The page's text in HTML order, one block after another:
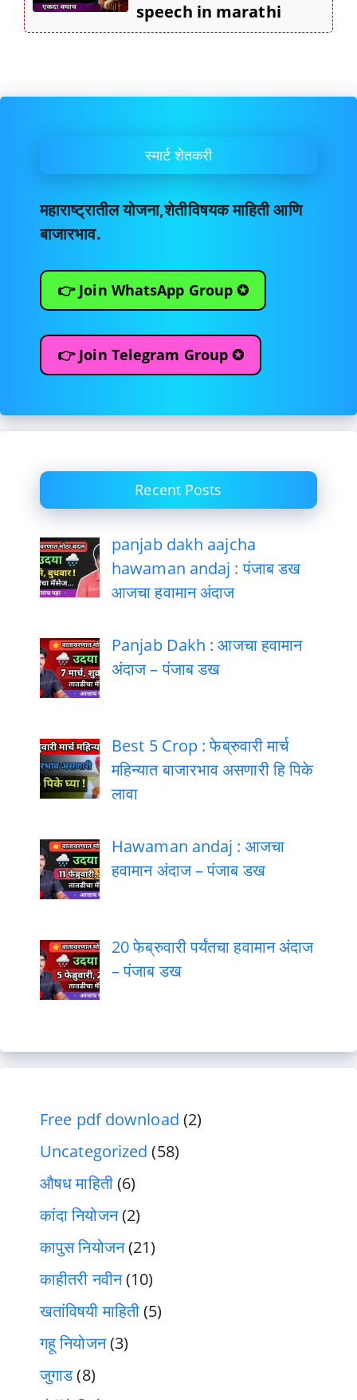
speech in marathi
स्मार्ट शेतकरी
महाराष्ट्रातील योजना,शेतीविषयक माहिती आणि
बाजारभाव.
👉 Join WhatsApp Group ✪
👉 Join Telegram Group ✪
Recent Posts
panjab dakh aajcha
hawaman andaj : पंजाब डख
आजचा हवामान अंदाज
Panjab Dakh : आजचा हवामान
अंदाज – पंजाब डख
Best 5 Crop : फेब्रुवारी मार्च
महिन्यात बाजारभाव असणारी हि पिके
लावा
Hawaman andaj : आजचा
हवामान अंदाज – पंजाब डख
20 फेब्रुवारी पर्यंतचा हवामान अंदाज
– पंजाब डख
Free pdf download (2)
Uncategorized (58)
औषध माहिती(6)
कांदा नियोजन(2)
कापुस नियोजन(21)
काहीतरी नवीन(10)
खतांविषयी माहिती(5)
गहू नियोजन(3)
जुगाड(8)